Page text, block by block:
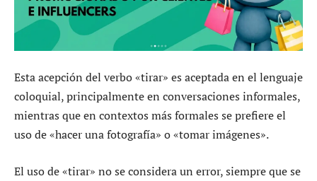
Esta acepción del verbo «tirar» es aceptada en el lenguaje
coloquial, principalmente en conversaciones informales,
mientras que en contextos más formales se prefiere el
uso de «hacer una fotografía» o «tomar imágenes».
El uso de «tirar» no se considera un error, siempre que se